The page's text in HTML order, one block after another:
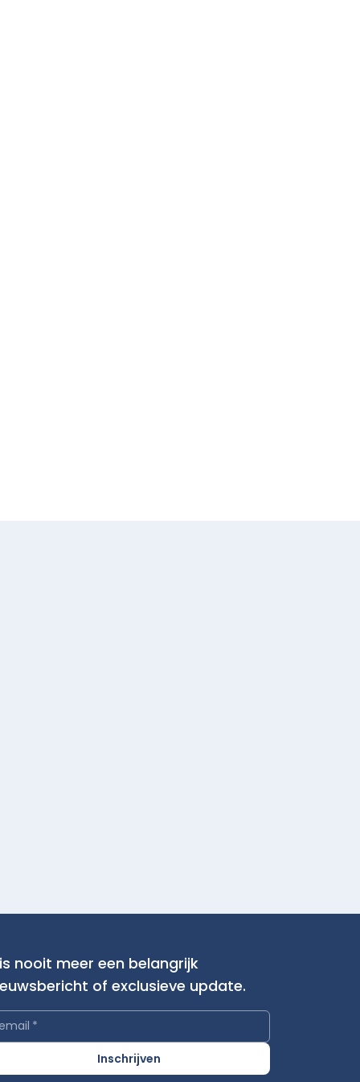
nooit meer een belangrijk
of exclusieve update.
email *
Inschrijven